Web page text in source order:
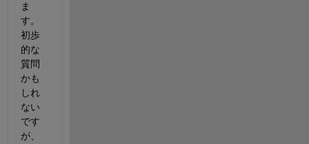
ま
す。
初歩
的な
質問
かも
しれ
ない
です
が、